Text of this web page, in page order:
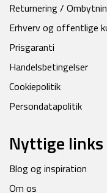
Returnering /
Erhverv og offentlige
Prisgaranti
Handelsbetingelser
Cookiepolitik
Persondatapolitik
Nyttige links
Blog og inspiration
Om os